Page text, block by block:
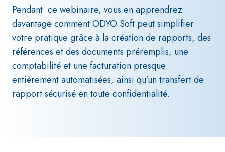
Pendant ce webinaire, vous en apprendrez
davantage comment ODYO Soft peut simplifier
votre pratique grâce à la création de rapports, des
références et des documents préremplis, une
comptabilité et une facturation presque
entièrement automatisées, ainsi qu'un transfert de
rapport sécurisé en toute confidentialité.